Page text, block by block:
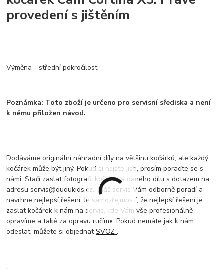
provedení s jištěním
Výměna - střední pokročilost.
Poznámka: Toto zboží je určeno pro servisní sřediska a není
k němu přiložen návod.
----------------------------------------------------------------------
--------------
Dodáváme originální náhradní díly na většinu kočárků, ale každý
kočárek může být jiný. Pokud si nejste jisti, prosím poraďte se s
námi. Stačí zaslat fotografii kočárku a daného dílu s dotazem na
adresu servis@dudukids.cz. Náš servis Vám odborně poradí a
navrhne nejlepší řešení. Je samozřejmostí, že nejlepší řešení je
zaslat kočárek k nám na servis, kde Vám vše profesionálně
opravíme a také za opravu ručíme. Pokud nemáte jak k nám
odeslat, můžete si objednatSVOZ.
.